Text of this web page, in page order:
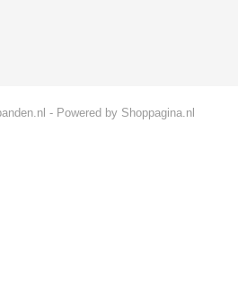
- Powered by Shoppagina.nl